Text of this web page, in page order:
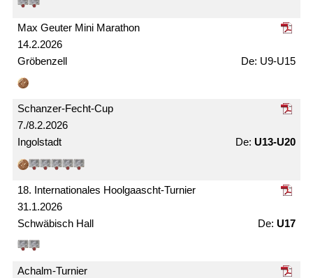
14.2.2026
Max Geuter Mini Marathon
Gröbenzell U9-U15
7./8.2.2026
Schanzer-Fecht-Cup
Ingolstadt U13-U20
31.1.2026
18. Internationales Hoolgaascht-Turnier
Schwäbisch Hall U17
Achalm-Turnier